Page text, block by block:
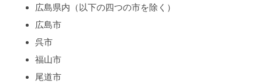
広島県内（以下の四つの市を除く）
広島市
呉市
福山市
尾道市